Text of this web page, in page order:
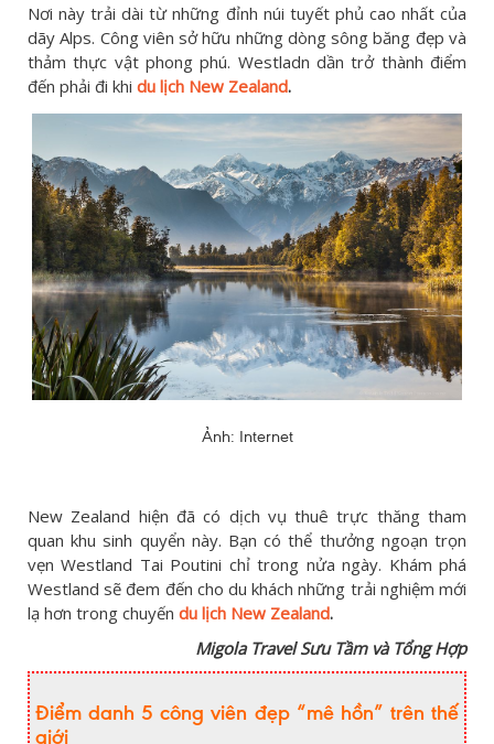
Nơi này trải dài từ những đỉnh núi tuyết phủ cao nhất của
dãy Alps. Công viên sở hữu những dòng sông băng đẹp và
thảm thực vật phong phú. Westladn dần trở thành điểm
đến phải đi khi du lịch New Zealand.
Ảnh: Internet
New Zealand hiện đã có dịch vụ thuê trực thăng tham
quan khu sinh quyển này. Bạn có thể thưởng ngoạn trọn
vẹn Westland Tai Poutini chỉ trong nửa ngày. Khám phá
Westland sẽ đem đến cho du khách những trải nghiệm mới
lạ hơn trong chuyến du lịch New Zealand.
Migola Travel Sưu Tầm và Tổng Hợp
Điểm danh 5 công viên đẹp “mê hồn” trên thế
giới